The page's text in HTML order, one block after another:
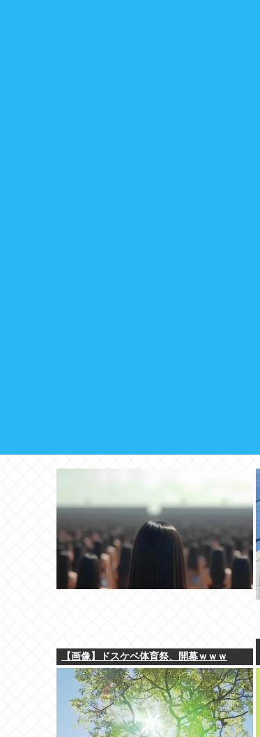
【画像】ドスケベ体育祭、開幕ｗｗｗ